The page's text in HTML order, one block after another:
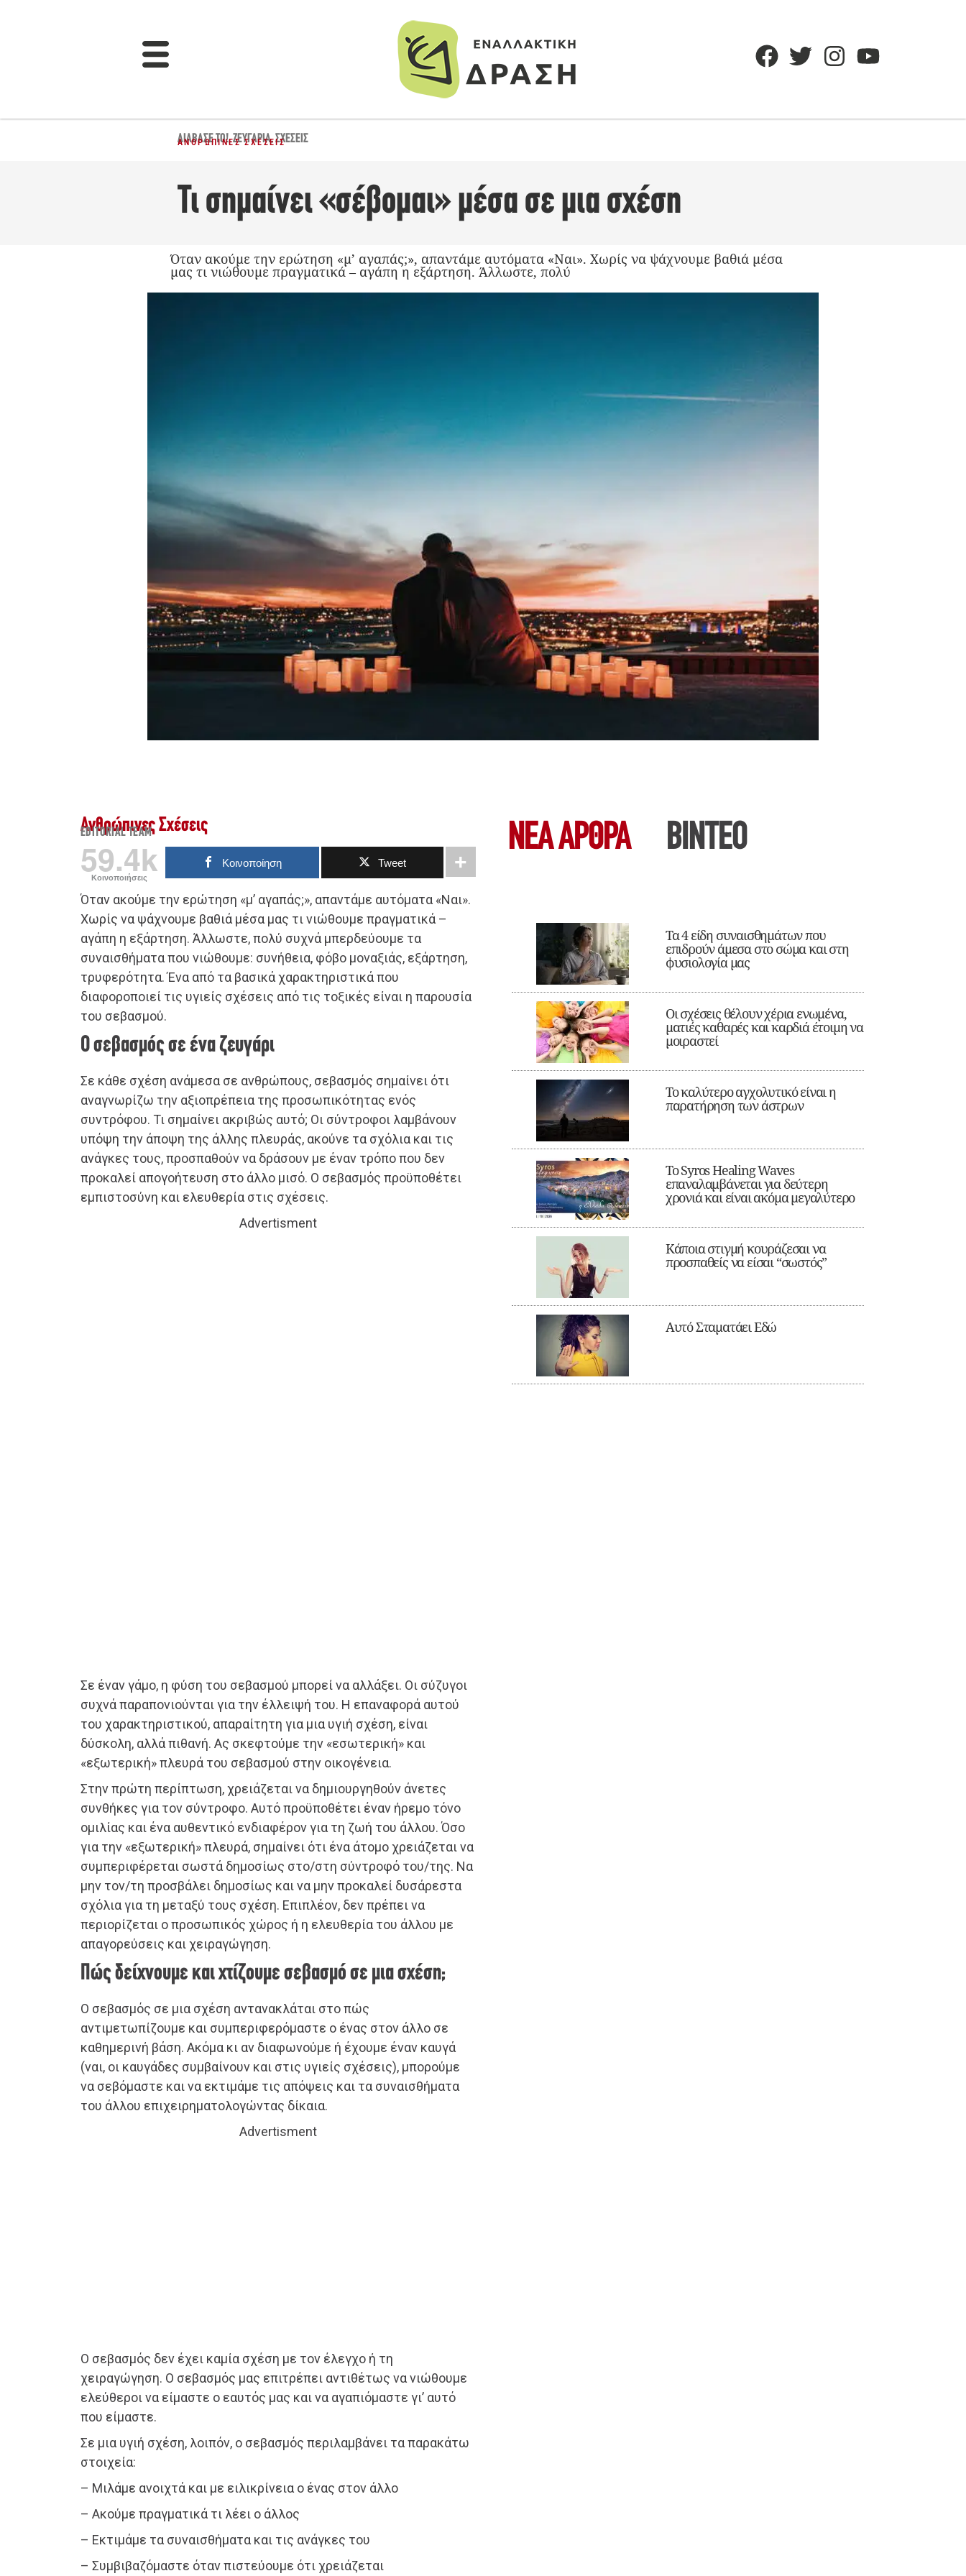
ΔΙΆΒΑΣΈ ΤΟ!,ΖΕΥΓΆΡΙΑ,ΣΧΈΣΕΙΣ
ΑΝΘΡΏΠΙΝΕΣ ΣΧΈΣΕΙΣ
Τι σημαίνει «σέβομαι» μέσα σε μια σχέση
Όταν ακούμε την ερώτηση «μ’ αγαπάς;», απαντάμε αυτόματα «Ναι». Χωρίς να ψάχνουμε βαθιά μέσα
μας τι νιώθουμε πραγματικά – αγάπη η εξάρτηση. Άλλωστε, πολύ
Ανθρώπινες Σχέσεις
EDITORIAL TEAM
59.4k
Κοινοποιήσεις
Κοινοποίηση Tweet
Όταν ακούμε την ερώτηση «μ’ αγαπάς;», απαντάμε αυτόματα «Ναι».
Χωρίς να ψάχνουμε βαθιά μέσα μας τι νιώθουμε πραγματικά –
αγάπη η εξάρτηση. Άλλωστε, πολύ συχνά μπερδεύουμε τα
συναισθήματα που νιώθουμε: συνήθεια, φόβο μοναξιάς, εξάρτηση,
τρυφερότητα. Ένα από τα βασικά χαρακτηριστικά που
διαφοροποιεί τις υγιείς σχέσεις από τις τοξικές είναι η παρουσία
του σεβασμού.
Ο σεβασμός σε ένα ζευγάρι
Σε κάθε σχέση ανάμεσα σε ανθρώπους, σεβασμός σημαίνει ότι
αναγνωρίζω την αξιοπρέπεια της προσωπικότητας ενός
συντρόφου. Τι σημαίνει ακριβώς αυτό; Οι σύντροφοι λαμβάνουν
υπόψη την άποψη της άλλης πλευράς, ακούνε τα σχόλια και τις
ανάγκες τους, προσπαθούν να δράσουν με έναν τρόπο που δεν
προκαλεί απογοήτευση στο άλλο μισό. Ο σεβασμός προϋποθέτει
εμπιστοσύνη και ελευθερία στις σχέσεις.
Advertisment
Σε έναν γάμο, η φύση του σεβασμού μπορεί να αλλάξει. Οι σύζυγοι
συχνά παραπονιούνται για την έλλειψή του. Η επαναφορά αυτού
του χαρακτηριστικού, απαραίτητη για μια υγιή σχέση, είναι
δύσκολη, αλλά πιθανή. Ας σκεφτούμε την «εσωτερική» και
«εξωτερική» πλευρά του σεβασμού στην οικογένεια.
Στην πρώτη περίπτωση, χρειάζεται να δημιουργηθούν άνετες
συνθήκες για τον σύντροφο. Αυτό προϋποθέτει έναν ήρεμο τόνο
ομιλίας και ένα αυθεντικό ενδιαφέρον για τη ζωή του άλλου. Όσο
για την «εξωτερική» πλευρά, σημαίνει ότι ένα άτομο χρειάζεται να
συμπεριφέρεται σωστά δημοσίως στο/στη σύντροφό του/της. Να
μην τον/τη προσβάλει δημοσίως και να μην προκαλεί δυσάρεστα
σχόλια για τη μεταξύ τους σχέση. Επιπλέον, δεν πρέπει να
περιορίζεται ο προσωπικός χώρος ή η ελευθερία του άλλου με
απαγορεύσεις και χειραγώγηση.
Πώς δείχνουμε και χτίζουμε σεβασμό σε μια σχέση;
Ο σεβασμός σε μια σχέση αντανακλάται στο πώς
αντιμετωπίζουμε και συμπεριφερόμαστε ο ένας στον άλλο σε
καθημερινή βάση. Ακόμα κι αν διαφωνούμε ή έχουμε έναν καυγά
(ναι, οι καυγάδες συμβαίνουν και στις υγιείς σχέσεις), μπορούμε
να σεβόμαστε και να εκτιμάμε τις απόψεις και τα συναισθήματα
του άλλου επιχειρηματολογώντας δίκαια.
Advertisment
Ο σεβασμός δεν έχει καμία σχέση με τον έλεγχο ή τη
χειραγώγηση. Ο σεβασμός μας επιτρέπει αντιθέτως να νιώθουμε
ελεύθεροι να είμαστε ο εαυτός μας και να αγαπιόμαστε γι’ αυτό
που είμαστε.
Σε μια υγιή σχέση, λοιπόν, ο σεβασμός περιλαμβάνει τα παρακάτω
στοιχεία:
– Μιλάμε ανοιχτά και με ειλικρίνεια ο ένας στον άλλο
– Ακούμε πραγματικά τι λέει ο άλλος
– Εκτιμάμε τα συναισθήματα και τις ανάγκες του
– Συμβιβαζόμαστε όταν πιστεύουμε ότι χρειάζεται
ΝΕΑ ΆΡΘΡΑ ΒΙΝΤΕΟ
Τα 4 είδη συναισθημάτων που
επιδρούν άμεσα στο σώμα και στη
φυσιολογία μας
Οι σχέσεις θέλουν χέρια ενωμένα,
ματιές καθαρές και καρδιά έτοιμη να
μοιραστεί
Το καλύτερο αγχολυτικό είναι η
παρατήρηση των άστρων
Το Syros Healing Waves
επαναλαμβάνεται για δεύτερη
χρονιά και είναι ακόμα μεγαλύτερο
Κάποια στιγμή κουράζεσαι να
προσπαθείς να είσαι “σωστός”
Αυτό Σταματάει Εδώ